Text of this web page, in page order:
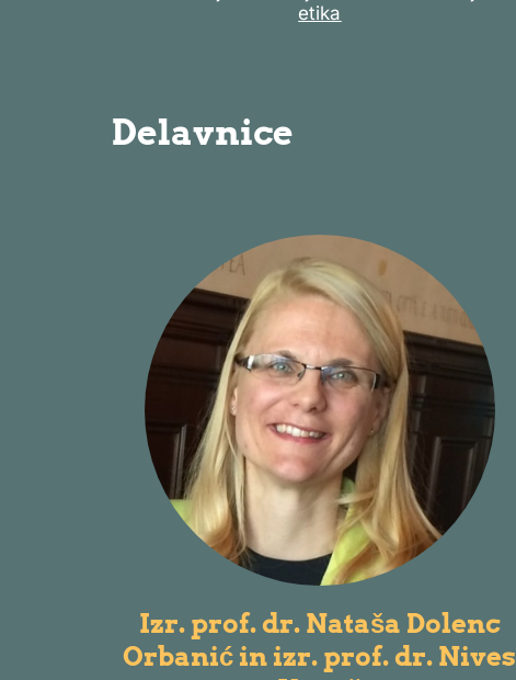
etika
Delavnice
Izr. prof. dr. Nataša Dolenc
Orbanić in izr. prof. dr. Nives